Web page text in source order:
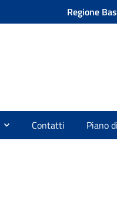
Regione
Contatti Piano